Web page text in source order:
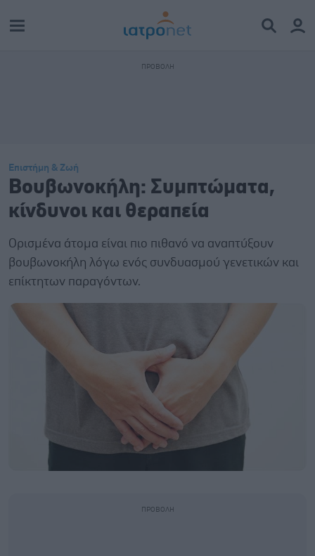
Επιστήμη & Ζωή
Βουβωνοκήλη: Συμπτώματα,
κίνδυνοι και θεραπεία
Ορισμένα άτομα είναι πιο πιθανό να αναπτύξουν
βουβωνοκήλη λόγω ενός συνδυασμού γενετικών και
επίκτητων παραγόντων.